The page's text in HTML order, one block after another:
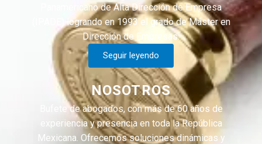
Panamericano de Alta Dirección de Empresa
(IPADE) logrando en 1993 el grado de Máster en
Dirección de Empresas.
Seguir leyendo
NOSOTROS
Bufete de abogados, con más de 60 años de
experiencia y presencia en toda la República
Mexicana. Ofrecemos soluciones dinámicas y